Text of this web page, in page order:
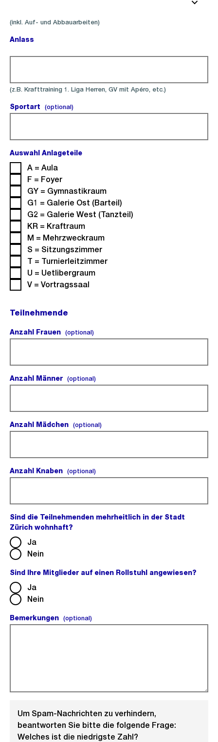
(inkl. Auf- und Abbauarbeiten)
Anlass
(z.B. Krafttraining 1. Liga Herren, GV mit Apéro, etc.)
Sportart (optional)(optional).
Auswahl Anlageteile
A = Aula
F = Foyer
GY = Gymnastikraum
G1 = Galerie Ost (Barteil)
G2 = Galerie West (Tanzteil)
KR = Kraftraum
M = Mehrzweckraum
S = Sitzungszimmer
T = Turnierleitzimmer
U = Uetlibergraum
V = Vortragssaal
Teilnehmende
Anzahl Frauen (optional)(optional).
Anzahl Männer (optional)(optional).
Anzahl Mädchen (optional)(optional).
Anzahl Knaben (optional)(optional).
Sind die Teilnehmenden mehrheitlich in der Stadt
Zürich wohnhaft?
Ja
Nein
Sind Ihre Mitglieder auf einen Rollstuhl angewiesen?
Ja
Nein
Bemerkungen (optional)(optional).
Um Spam-Nachrichten zu verhindern,
beantworten Sie bitte die folgende Frage:
Welches ist die niedrigste Zahl?